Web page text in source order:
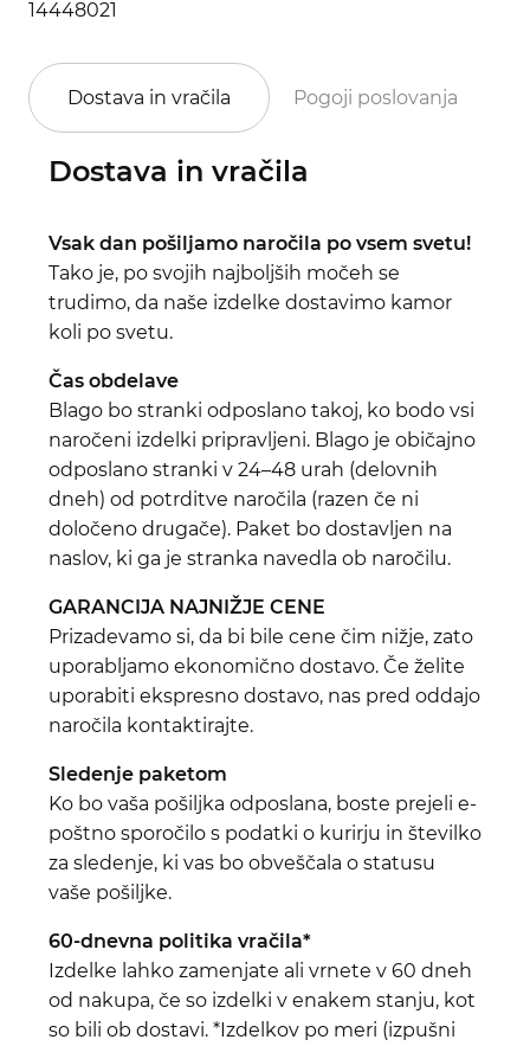
14448021
Dostava in vračila Pogoji poslovanja
Dostava in vračila
Vsak dan pošiljamo naročila po vsem svetu!
Tako je, po svojih najboljših močeh se
trudimo, da naše izdelke dostavimo kamor
koli po svetu.
Čas obdelave
Blago bo stranki odposlano takoj, ko bodo vsi
naročeni izdelki pripravljeni. Blago je običajno
odposlano stranki v 24–48 urah (delovnih
dneh) od potrditve naročila (razen če ni
določeno drugače). Paket bo dostavljen na
naslov, ki ga je stranka navedla ob naročilu.
GARANCIJA NAJNIŽJE CENE
Prizadevamo si, da bi bile cene čim nižje, zato
uporabljamo ekonomično dostavo. Če želite
uporabiti ekspresno dostavo, nas pred oddajo
naročila kontaktirajte.
Sledenje paketom
Ko bo vaša pošiljka odposlana, boste prejeli e-
poštno sporočilo s podatki o kurirju in številko
za sledenje, ki vas bo obveščala o statusu
vaše pošiljke.
60-dnevna politika vračila*
Izdelke lahko zamenjate ali vrnete v 60 dneh
od nakupa, če so izdelki v enakem stanju, kot
so bili ob dostavi. *Izdelkov po meri (izpušni